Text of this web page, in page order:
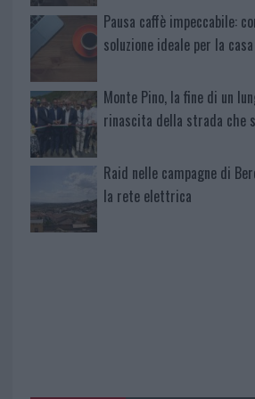
Pausa caffè impeccabile:
soluzione ideale per la
Monte Pino, la fine di un
rinascita della strada che
Raid nelle campagne di
la rete elettrica